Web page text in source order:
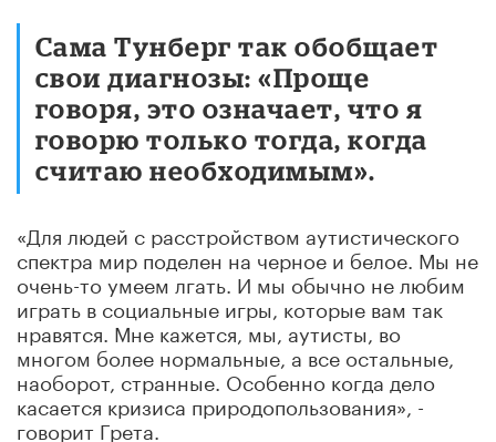
Сама Тунберг так обобщает
свои диагнозы: «Проще
говоря, это означает, что я
говорю только тогда, когда
считаю необходимым».
«Для людей с расстройством аутистического
спектра мир поделен на черное и белое. Мы не
очень-то умеем лгать. И мы обычно не любим
играть в социальные игры, которые вам так
нравятся. Мне кажется, мы, аутисты, во
многом более нормальные, а все остальные,
наоборот, странные. Особенно когда дело
касается кризиса природопользования», -
говорит Грета.